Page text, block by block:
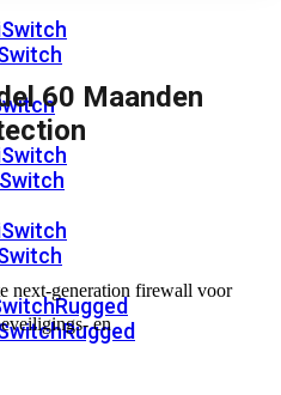
60 Maanden
next-generation firewall voor
en